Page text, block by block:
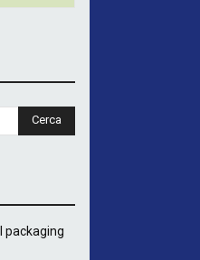
packaging